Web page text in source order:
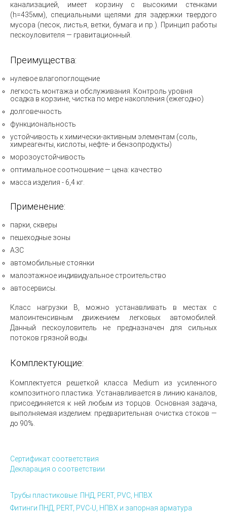
канализацией, имеет корзину с высокими стенками
(h=435мм), специальными щелями для задержки твердого
мусора (песок, листья, ветки, бумага и пр.). Принцип работы
пескоуловителя — гравитационный.
Преимущества:
нулевое влагопоглощение
легкость монтажа и обслуживания. Контроль уровня
осадка в корзине, чистка по мере накопления (ежегодно)
долговечность
функциональность
устойчивость к химически-активным элементам (соль,
химреагенты, кислоты, нефте- и бензопродукты)
морозоустойчивость
оптимальное соотношение — цена: качество
масса изделия - 6,4 кг.
Применение:
парки, скверы
пешеходные зоны
АЗС
автомобильные стоянки
малоэтажное индивидуальное строительство
автосервисы.
Класс нагрузки B, можно устанавливать в местах с
малоинтенсивным движением легковых автомобилей.
Данный пескоуловитель не предназначен для сильных
потоков грязной воды.
Комплектующие:
Комплектуется решеткой класса Medium из усиленного
композитного пластика. Устанавливается в линию каналов,
присоединяется к ней любым из торцов. Основная задача,
выполняемая изделием: предварительная очистка стоков —
до 90%.
Сертификат соответствия
Декларация о соответствии
Трубы пластиковые: ПНД, PERT, PVC, НПВХ
Фитинги ПНД, PERT, PVC-U, НПВХ и запорная арматура